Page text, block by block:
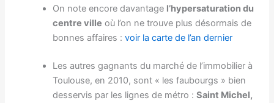
On note encore davantage l’hypersaturation du
centre ville où l’on ne trouve plus désormais de
bonnes affaires :voir la carte de l’an dernier
Les autres gagnants du marché de l’immobilier à
Toulouse, en 2010, sont « les faubourgs » bien
desservis par les lignes de métro :Saint Michel,